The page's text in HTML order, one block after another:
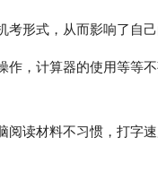
考形式，从而影响了自己
作，计算器的使用等等
阅读材料不习惯，打字